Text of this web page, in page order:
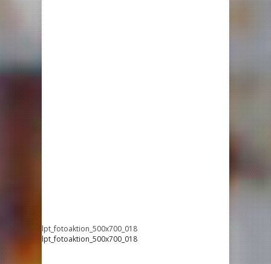
lpt_fotoaktion_500x700_018
lpt_fotoaktion_500x700_018